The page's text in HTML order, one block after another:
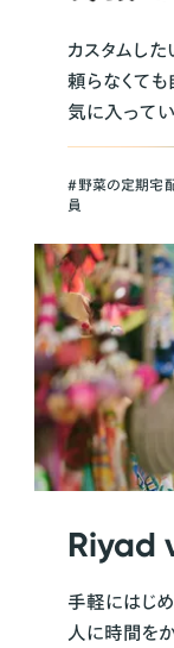
カスタムした
頼らなくて
気に入ってい
＃野菜の定期宅
員
Riyad
手軽にはじ
人に時間を